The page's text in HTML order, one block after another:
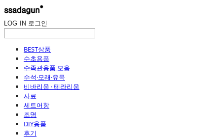
LOG IN 로그인
BEST상품
수초용품
수족관용품 모음
수석·모래·유목
비바리움 · 테라리움
사료
세트어항
조명
DIY용품
후기